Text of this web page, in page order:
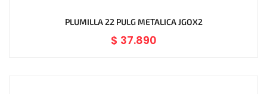
PLUMILLA 22 PULG METALICA JGOX2
$ 37.890